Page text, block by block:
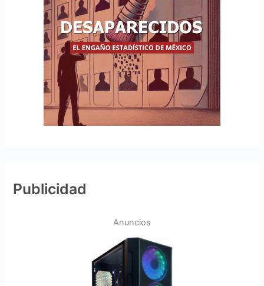
Publicidad
Anuncios